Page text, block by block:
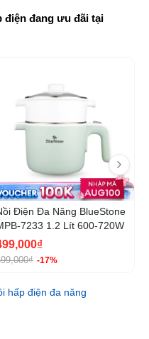
điện đang ưu đãi tại
Điện Đa Năng BlueStone
7233 1.2 Lít 600-720W
-17%
hấp điện đa năng